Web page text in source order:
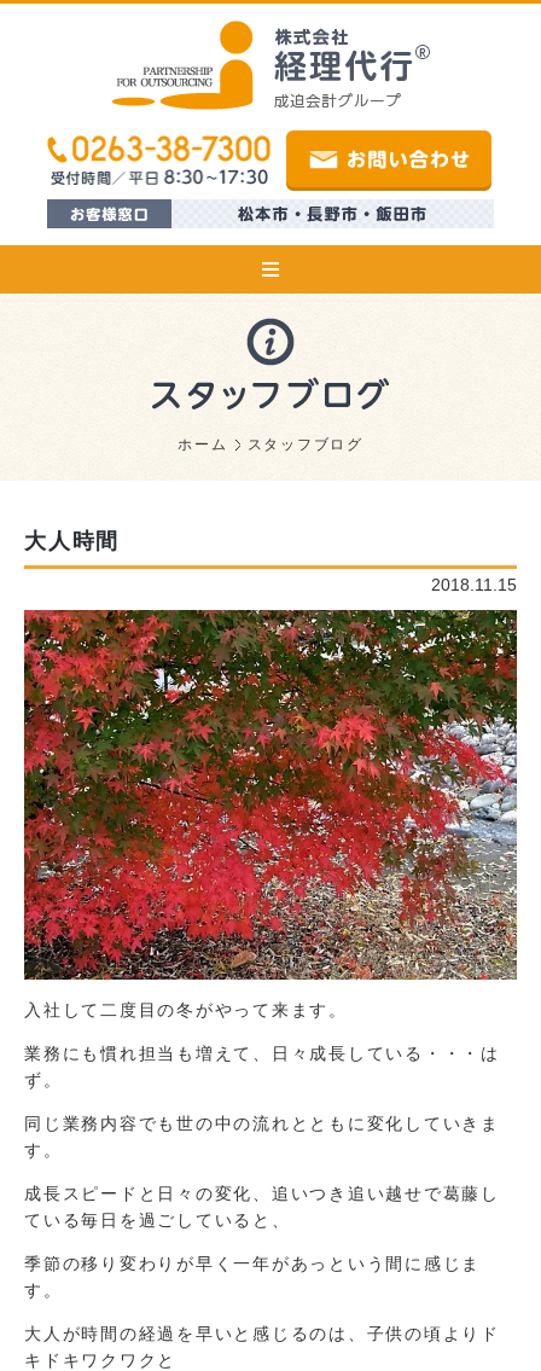
ホーム スタッフブログ
大人時間
2018.11.15
入社して二度目の冬がやって来ます。
業務にも慣れ担当も増えて、日々成長している・・・は
ず。
同じ業務内容でも世の中の流れとともに変化していきま
す。
成長スピードと日々の変化、追いつき追い越せで葛藤し
ている毎日を過ごしていると、
季節の移り変わりが早く一年があっという間に感じま
す。
大人が時間の経過を早いと感じるのは、子供の頃よりド
キドキワクワクと